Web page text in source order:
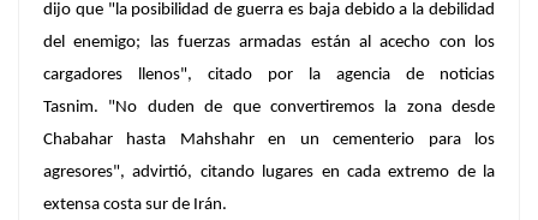
dijo que "la posibilidad de guerra es baja debido a la debilidad
del enemigo; las fuerzas armadas están al acecho con los
cargadores llenos", citado por la agencia de noticias
Tasnim. "No duden de que convertiremos la zona desde
Chabahar hasta Mahshahr en un cementerio para los
agresores", advirtió, citando lugares en cada extremo de la
extensa costa sur de Irán.